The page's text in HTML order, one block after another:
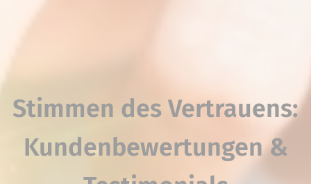
Stimmen des Vertrauens:
Kundenbewertungen &